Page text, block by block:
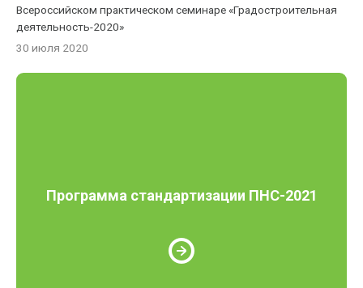
Всероссийском практическом семинаре «Градостроительная
деятельность-2020»
30 июля 2020
Программа стандартизации ПНС-2021